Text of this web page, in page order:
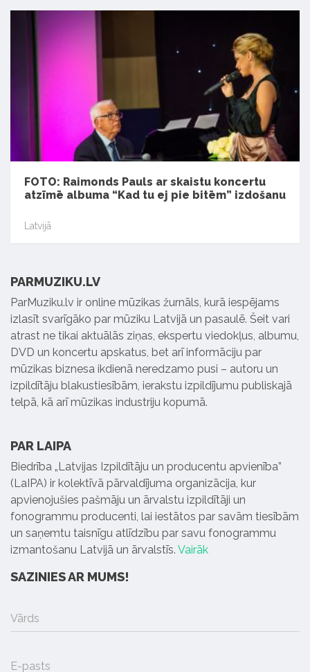
FOTO: Raimonds Pauls ar skaistu koncertu
atzīmē albuma “Kad tu ej pie bitēm” izdošanu
Latvijā
PARMUZIKU.LV
ParMuziku.lv ir online mūzikas žurnāls, kurā iespējams
izlasīt svarīgāko par mūziku Latvijā un pasaulē. Šeit vari
atrast ne tikai aktuālās ziņas, ekspertu viedokļus, albumu,
DVD un koncertu apskatus, bet arī informāciju par
mūzikas biznesa ikdienā neredzamo pusi – autoru un
izpildītāju blakustiesībām, ierakstu izpildījumu publiskajā
telpā, kā arī mūzikas industriju kopumā.
PAR LAIPA
Biedrība „Latvijas Izpildītāju un producentu apvienība”
(LaIPA) ir kolektīvā pārvaldījuma organizācija, kur
apvienojušies pašmāju un ārvalstu izpildītāji un
fonogrammu producenti, lai iestātos par savām tiesībām
un saņemtu taisnīgu atlīdzību par savu fonogrammu
izmantošanu Latvijā un ārvalstīs. Vairāk
SAZINIES AR MUMS!
Vārds
E-pasts